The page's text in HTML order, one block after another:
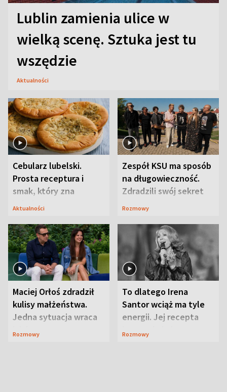
Lublin zamienia ulice w
wielką scenę. Sztuka jest tu
wszędzie
Aktualności
Cebularz lubelski.
Prosta receptura i
smak, który zna
Lubelszczyzna
Aktualności
Zespół KSU ma sposób
na długowieczność.
Zdradzili swój sekret
Rozmowy
Maciej Orłoś zdradził
kulisy małżeństwa.
Jedna sytuacja wraca
jak bumerang
Rozmowy
To dlatego Irena
Santor wciąż ma tyle
energii. Jej recepta
jest zaskakująco
Rozmowy